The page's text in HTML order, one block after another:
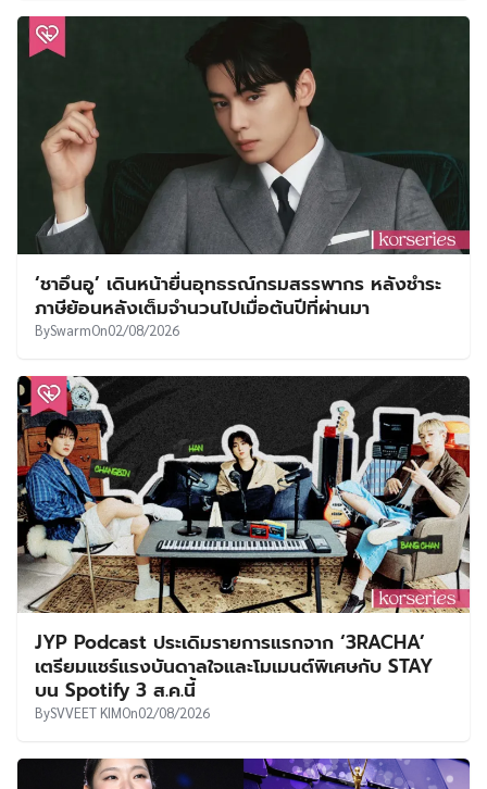
‘ชาอึนอู’ เดินหน้ายื่นอุทธรณ์กรมสรรพากร หลังชำระ
ภาษีย้อนหลังเต็มจำนวนไปเมื่อต้นปีที่ผ่านมา
BySwarmOn02/08/2026
JYP Podcast ประเดิมรายการแรกจาก ‘3RACHA’
เตรียมแชร์แรงบันดาลใจและโมเมนต์พิเศษกับ STAY
บน Spotify 3 ส.ค.นี้
BySVVEET KIMOn02/08/2026